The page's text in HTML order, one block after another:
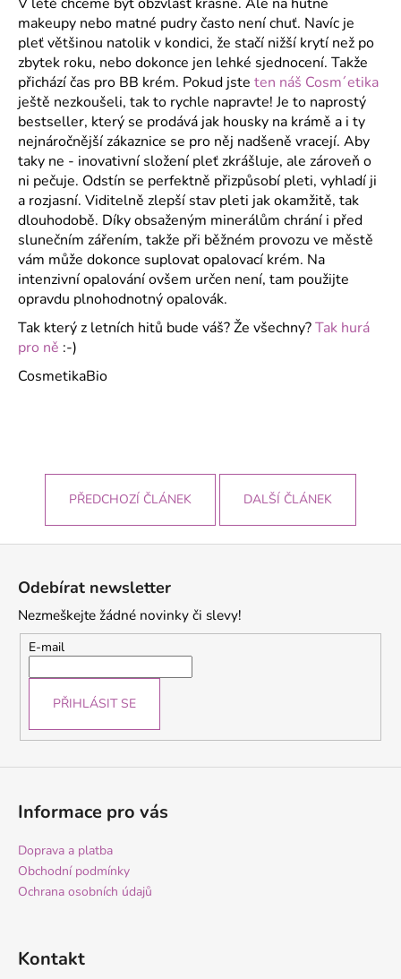
makeupy nebo matné pudry často není chuť. Navíc je
pleť většinou natolik v kondici, že stačí nižší krytí než po
zbytek roku, nebo dokonce jen lehké sjednocení. Takže
přichází čas pro BB krém. Pokud jste ten náš Cosm´etika
ještě nezkoušeli, tak to rychle napravte! Je to naprostý
bestseller, který se prodává jak housky na krámě a i ty
nejnáročnější zákaznice se pro něj nadšeně vracejí. Aby
taky ne - inovativní složení pleť zkrášluje, ale zároveň o
ni pečuje. Odstín se perfektně přizpůsobí pleti, vyhladí ji
a rozjasní. Viditelně zlepší stav pleti jak okamžitě, tak
dlouhodobě. Díky obsaženým minerálům chrání i před
slunečním zářením, takže při běžném provozu ve městě
vám může dokonce suplovat opalovací krém. Na
intenzivní opalování ovšem určen není, tam použijte
opravdu plnohodnotný opalovák.
Tak který z letních hitů bude váš? Že všechny?Tak hurá
pro ně :-)
CosmetikaBio
PŘEDCHOZÍ ČLÁNEK DALŠÍ ČLÁNEK
Odebírat newsletter
Nezmeškejte žádné novinky či slevy!
E-mail
PŘIHLÁSIT SE
Informace pro vás
Doprava a platba
Obchodní podmínky
Ochrana osobních údajů
Kontakt